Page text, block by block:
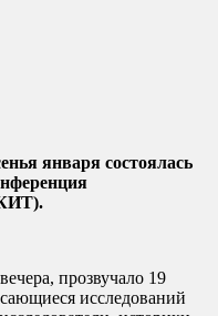
января состоялась
прозвучало 19
исследований